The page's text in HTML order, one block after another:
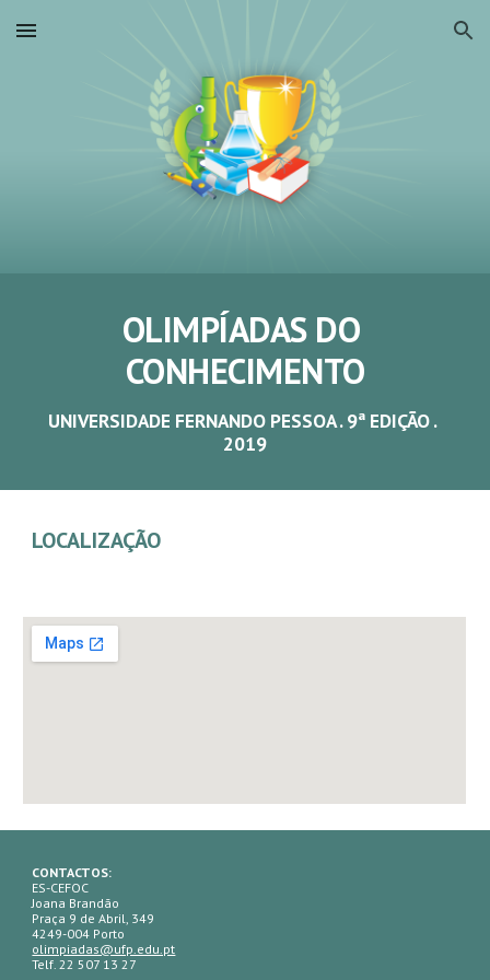
Skip to main content Skip to navigation
OLIMPÍADAS DO
CONHECIMENTO
UNIVERSIDADE FERNANDO PESSOA . 9ª EDIÇÃO .
2019
LOCALIZAÇÃO
CONTACTOS:
ES-CEFOC
Joana Brandão
Praça 9 de Abril, 349
4249-004 Porto
olimpiadas@ufp.edu.pt
Telf. 22 507 13 27